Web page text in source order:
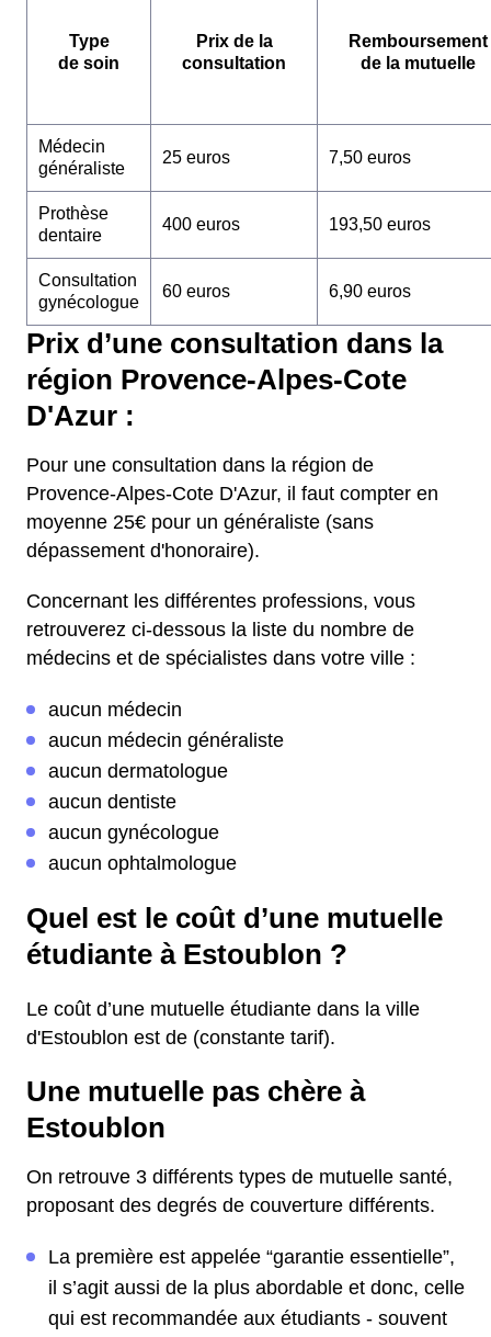
Type
de soin
Prix de la
consultation
Remboursement
de la mutuelle
Médecin
généraliste
25 euros 7,50 euros
Prothèse
dentaire
400 euros 193,50 euros
Consultation
gynécologue
60 euros 6,90 euros
Prix d’une consultation dans la
région Provence-Alpes-Cote
D'Azur :
Pour une consultation dans la région de
Provence-Alpes-Cote D'Azur, il faut compter en
moyenne 25€ pour un généraliste (sans
dépassement d'honoraire).
Concernant les différentes professions, vous
retrouverez ci-dessous la liste du nombre de
médecins et de spécialistes dans votre ville :
aucun médecin
aucun médecin généraliste
aucun dermatologue
aucun dentiste
aucun gynécologue
aucun ophtalmologue
Quel est le coût d’une mutuelle
étudiante à Estoublon ?
Le coût d’une mutuelle étudiante dans la ville
d'Estoublon est de (constante tarif).
Une mutuelle pas chère à
Estoublon
On retrouve 3 différents types de mutuelle santé,
proposant des degrés de couverture différents.
La première est appelée “garantie essentielle”,
il s’agit aussi de la plus abordable et donc, celle
qui est recommandée aux étudiants - souvent